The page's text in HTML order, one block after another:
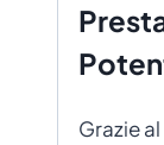
Grazie al